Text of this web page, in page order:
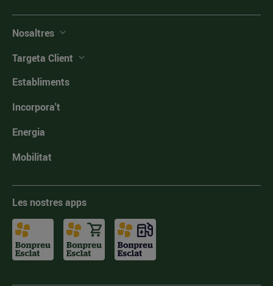
Nosaltres
Targeta Client
Establiments
Incorpora't
Energia
Mobilitat
Les nostres apps